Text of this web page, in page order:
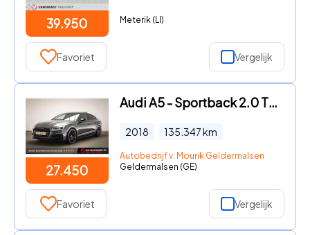
39.950 Meterik (LI)
Favoriet Vergelijk
27.450
Audi A5 - Sportback 2.0 TFSI MHEV quattro Sport S-line Edition | VIRTU
2018 135.347km
Autobedrijf v. Mourik Geldermalsen
Geldermalsen (GE)
Favoriet Vergelijk